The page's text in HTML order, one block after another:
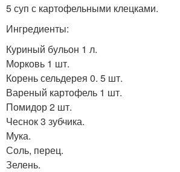
5 суп с картофельными клецками.
Ингредиенты:
Куриный бульон 1 л.
Морковь 1 шт.
Корень сельдерея 0. 5 шт.
Вареный картофель 1 шт.
Помидор 2 шт.
Чеснок 3 зубчика.
Мука.
Соль, перец.
Зелень.